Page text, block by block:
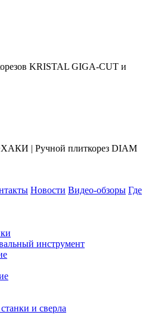
KRISTAL GIGA-CUT и
| Ручной плиткорез DIAM
Новости Видео-обзоры Где
инструмент
и сверла